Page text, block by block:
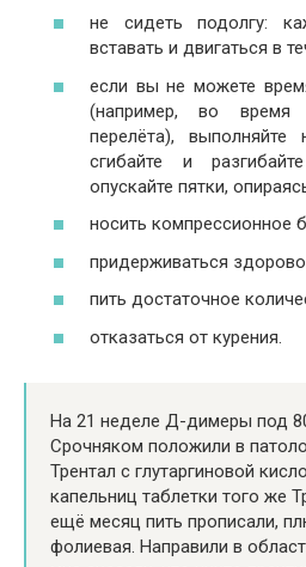
не сидеть подолгу:
вставать и двигаться в
если вы не можете
(например, во время
перелёта), выполняйте
сгибайте и
опускайте пятки,
носить компрессионное
придерживаться
пить достаточное
отказаться от курения.
На 21 неделе Д-димеры под
Срочняком положили в
Трентал с глутаргиновой
капельниц таблетки того же
ещё месяц пить прописали,
фолиевая. Направили в